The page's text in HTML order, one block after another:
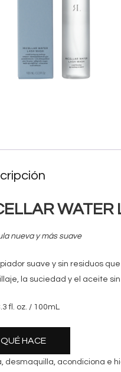
WATER
nueva y más suave
suave y sin residuos
la suciedad y el aceite
fl. oz. / 100mL
QUÉ HACE
desmaquilla, acondiciona e